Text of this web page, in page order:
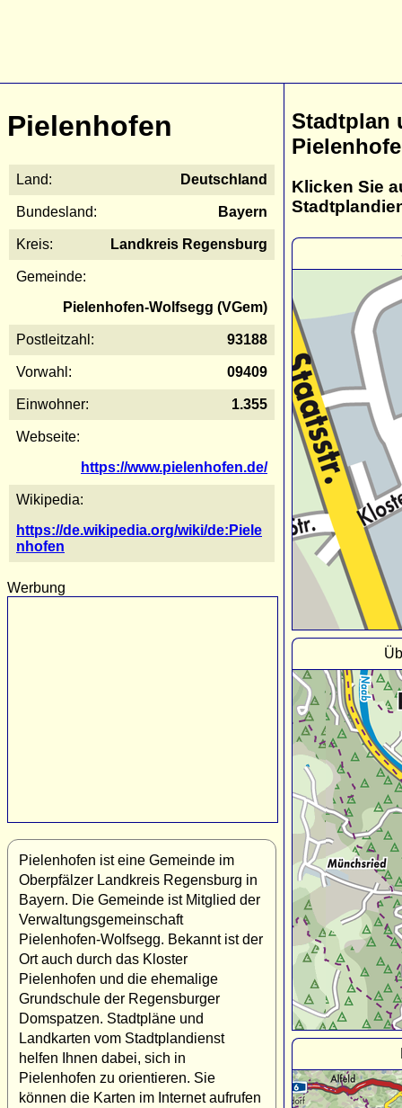
Pielenhofen
Land: Deutschland
Bundesland: Bayern
Kreis: Landkreis Regensburg
Gemeinde:
Pielenhofen-Wolfsegg (VGem)
Postleitzahl: 93188
Vorwahl: 09409
Einwohner: 1.355
Webseite:
https://www.pielenhofen.de/
Wikipedia:
https://de.wikipedia.org/wiki/de:Piele
nhofen
Werbung
Pielenhofen ist eine Gemeinde im
Oberpfälzer Landkreis Regensburg in
Bayern. Die Gemeinde ist Mitglied der
Verwaltungsgemeinschaft
Pielenhofen-Wolfsegg. Bekannt ist der
Ort auch durch das Kloster
Pielenhofen und die ehemalige
Grundschule der Regensburger
Domspatzen. Stadtpläne und
Landkarten vom Stadtplandienst
helfen Ihnen dabei, sich in
Pielenhofen zu orientieren. Sie
können die Karten im Internet aufrufen
Stadtplan
Klicken Sie